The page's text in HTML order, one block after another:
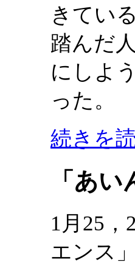
きてい
踏んだ
にしよ
った。
続きを
「あ
1月25
エンス